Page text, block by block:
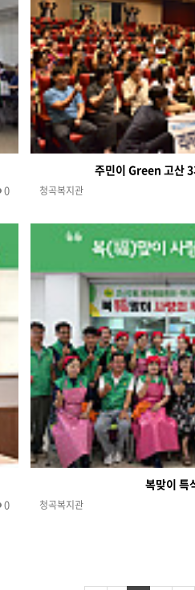
0
주민이 Green 고산
청곡복지관
0
복맞이 특
청곡복지관